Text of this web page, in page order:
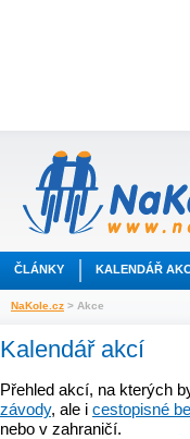
ČLÁNKY KALENDÁŘ
NaKole.cz > Akce
Kalendář akcí
Přehled akcí, na kterých
závody, ale i cestopisné
nebo v zahraničí.